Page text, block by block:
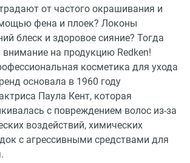
неплохой, хотя я не
эксперт.
от частого окрашивания и
фена и плоек? Локоны
блеск и здоровое сияние? Тогда
внимание на продукцию Redken!
косметика для ухода
основала в 1960 году
Паула Кент, которая
с повреждением волос из-за
воздействий, химических
с агрессивными средствами для